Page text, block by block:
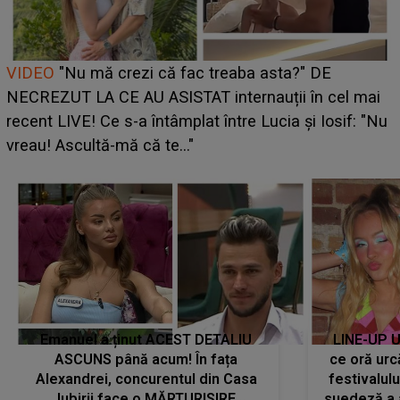
Cine este Bianca, tânăra clujeancă luată pe scenă la
UNTOLD ONE de Zara Larsson? Aceasta a dezvăluit
ce i-a spus artista suedeză în culise: „Nu am fost
pregătită...”
Emanuel a ținut ACEST DETALIU
ASCUNS până acum! În fața
Alexandrei, concurentul din Casa
LINE-UP
ce oră